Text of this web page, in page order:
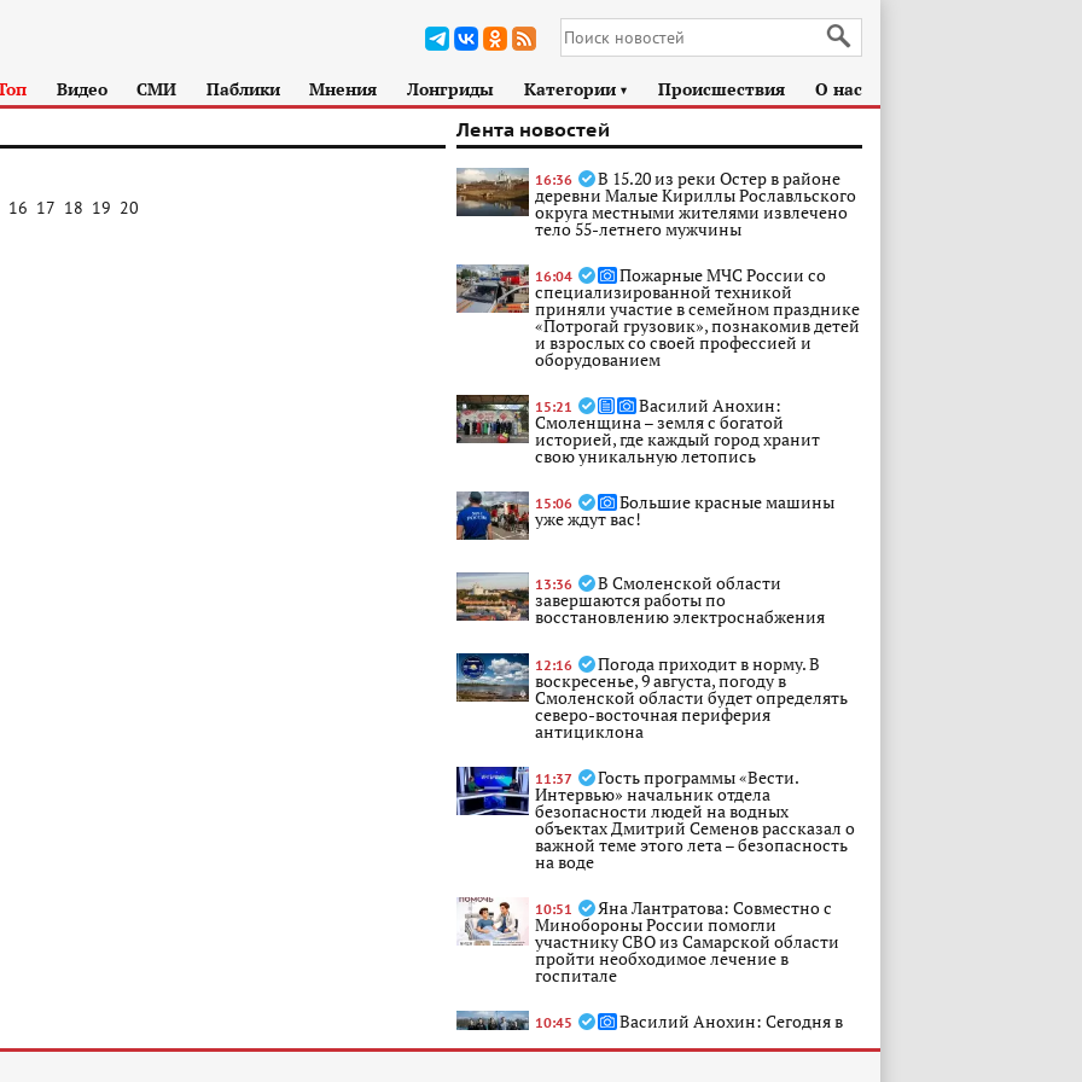
Видео СМИ Паблики Мнения Лонгриды Категории ► Происшествия О нас
16 17 18 19 20
Лента новостей
16:36 В 15.20 из реки Остер в районе
деревни Малые Кириллы Рославльского
округа местными жителями извлечено
тело 55-летнего мужчины
16:04 Пожарные МЧС России со
специализированной техникой
приняли участие в семейном празднике
«Потрогай грузовик», познакомив детей
и взрослых со своей профессией и
оборудованием
15:21 Василий Анохин:
Смоленщина – земля с богатой
историей, где каждый город хранит
свою уникальную летопись
15:06 Большие красные машины
уже ждут вас!
13:36 В Смоленской области
завершаются работы по
восстановлению электроснабжения
12:16 Погода приходит в норму. В
воскресенье, 9 августа, погоду в
Смоленской области будет определять
северо-восточная периферия
антициклона
11:37 Гость программы «Вести.
Интервью» начальник отдела
безопасности людей на водных
объектах Дмитрий Семенов рассказал о
важной теме этого лета – безопасность
на воде
10:51 Яна Лантратова: Совместно с
Минобороны России помогли
участнику СВО из Самарской области
пройти необходимое лечение в
госпитале
10:45 Василий Анохин: Сегодня в
России отмечается День
физкультурника